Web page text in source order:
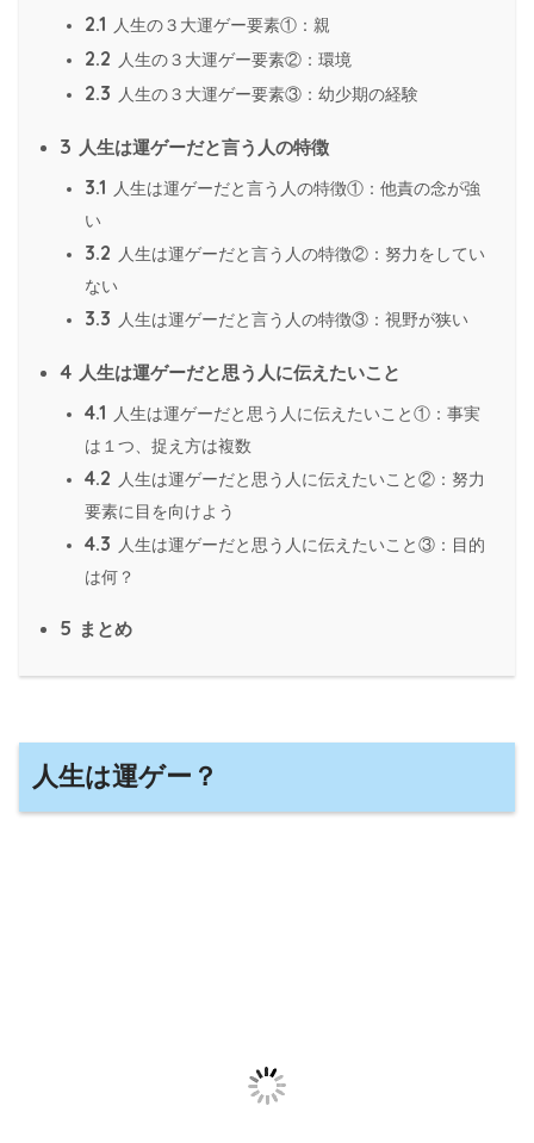
2.1 人生の３大運ゲー要素①：親
2.2 人生の３大運ゲー要素②：環境
2.3 人生の３大運ゲー要素③：幼少期の経験
3 人生は運ゲーだと言う人の特徴
3.1 人生は運ゲーだと言う人の特徴①：他責の念が強
い
3.2 人生は運ゲーだと言う人の特徴②：努力をしてい
ない
3.3 人生は運ゲーだと言う人の特徴③：視野が狭い
4 人生は運ゲーだと思う人に伝えたいこと
4.1 人生は運ゲーだと思う人に伝えたいこと①：事実
は１つ、捉え方は複数
4.2 人生は運ゲーだと思う人に伝えたいこと②：努力
要素に目を向けよう
4.3 人生は運ゲーだと思う人に伝えたいこと③：目的
は何？
5 まとめ
人生は運ゲー？